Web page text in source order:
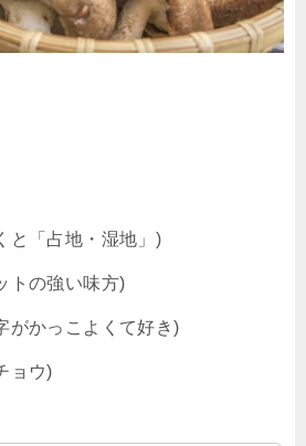
と「占地・湿地」)
トの強い味方)
がかっこよくて好き)
ョウ)